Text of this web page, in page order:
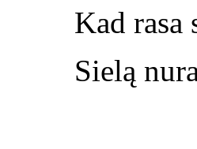
Kad rasa
Sielą